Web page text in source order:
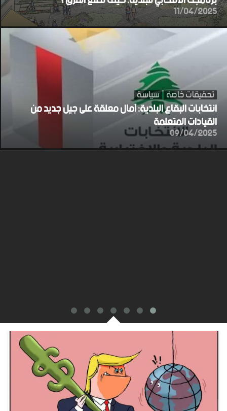
11/04/2025
تحقيقات خاصة سياسة
انتخابات البقاع البلدية: آمال معلقة على جيل جديد من
القيادات المتعلمة
09/04/2025